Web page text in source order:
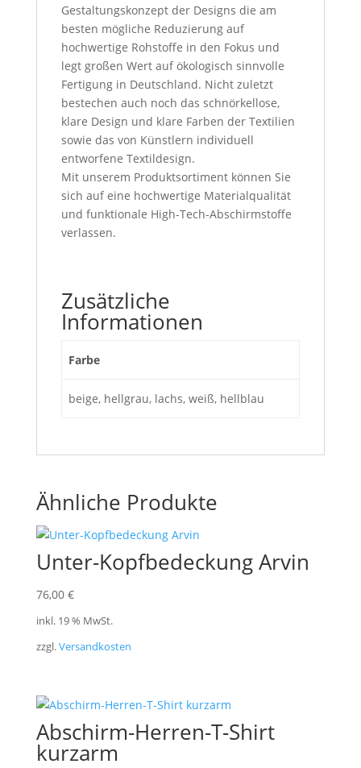
Gestaltungskonzept der Designs die am
besten mögliche Reduzierung auf
hochwertige Rohstoffe in den Fokus und
legt großen Wert auf ökologisch sinnvolle
Fertigung in Deutschland. Nicht zuletzt
bestechen auch noch das schnörkellose,
klare Design und klare Farben der Textilien
sowie das von Künstlern individuell
entworfene Textildesign.
Mit unserem Produktsortiment können Sie
sich auf eine hochwertige Materialqualität
und funktionale High-Tech-Abschirmstoffe
verlassen.
Zusätzliche
Informationen
Farbe
beige, hellgrau, lachs, weiß, hellblau
Ähnliche Produkte
Unter-Kopfbedeckung Arvin
76,00 €
inkl. 19 % MwSt.
zzgl.Versandkosten
Abschirm-Herren-T-Shirt
kurzarm